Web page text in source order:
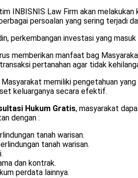
INBISNIS Law Firm akan
persoalan yang sering terjadi
perkembangan investasi yang
memberikan manfaat bag
pertanahan agar tidak
Masyarakat memiliki pengetahuan
keluarganya secara efektif.
Hukum Gratis, masyarakat
dengan :
tanah warisan.
tanah warisan.
dan kontrak.
perdata lainnya.